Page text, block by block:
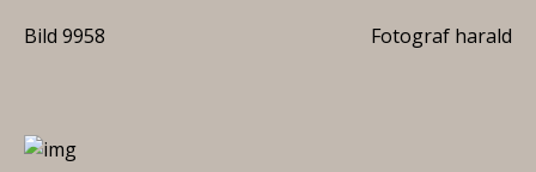
Bild 9958 Fotograf harald